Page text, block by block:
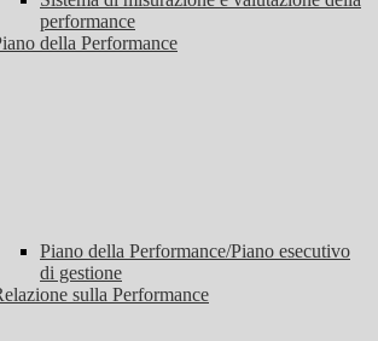
performance
della Performance
Piano della Performance/Piano esecutivo
di gestione
sulla Performance